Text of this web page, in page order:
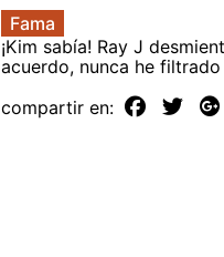
Fama
¡Kim sabía! Ray J
acuerdo, nunca he filtrado
compartir en: